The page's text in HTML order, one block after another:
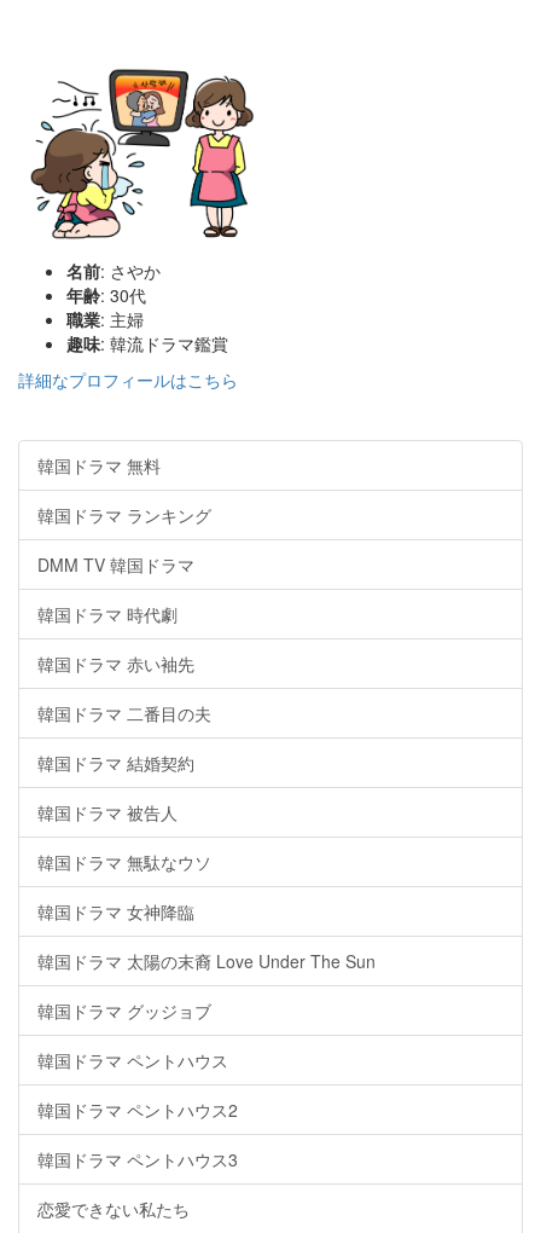
名前: さやか
年齢: 30代
職業: 主婦
趣味: 韓流ドラマ鑑賞
詳細なプロフィールはこちら
韓国ドラマ 無料
韓国ドラマ ランキング
DMM TV 韓国ドラマ
韓国ドラマ 時代劇
韓国ドラマ 赤い袖先
韓国ドラマ 二番目の夫
韓国ドラマ 結婚契約
韓国ドラマ 被告人
韓国ドラマ 無駄なウソ
韓国ドラマ 女神降臨
韓国ドラマ 太陽の末裔 Love Under The Sun
韓国ドラマ グッジョブ
韓国ドラマ ペントハウス
韓国ドラマ ペントハウス2
韓国ドラマ ペントハウス3
恋愛できない私たち